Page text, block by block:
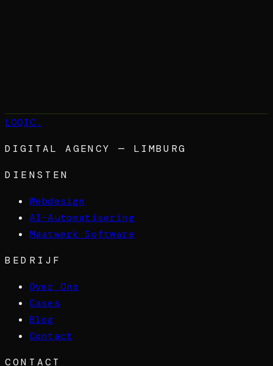
LOQIC .
DIGITAL AGENCY — LIMBURG
DIENSTEN
Webdesign
AI-Automatisering
Maatwerk Software
BEDRIJF
Over Ons
Cases
Blog
Contact
CONTACT